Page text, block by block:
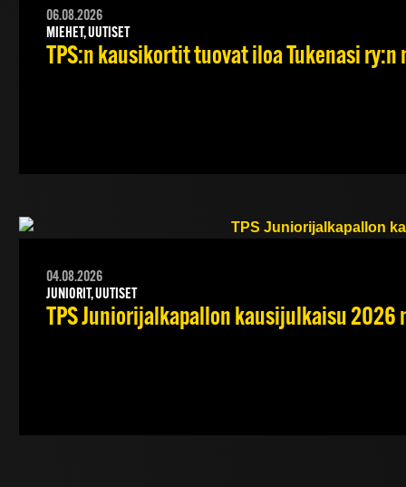
06.08.2026
MIEHET, UUTISET
TPS:n kausikortit tuovat iloa Tukenasi
04.08.2026
JUNIORIT, UUTISET
TPS Juniorijalkapallon kausijulkaisu 2026